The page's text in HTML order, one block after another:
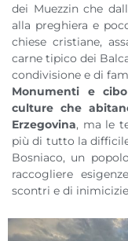
dei Muezzin che
alla preghiera e
chiese cristiane,
carne tipico dei
condivisione e di
Monumenti e
culture che
Erzegovina, ma le
più di tutto la
Bosniaco, un
raccogliere
scontri e di